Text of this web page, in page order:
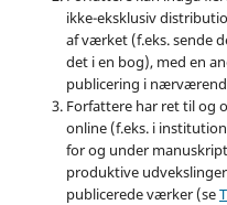
ikke-eksklusiv
af værket (f.eks. sende
det i en bog), med en
publicering i
Forfattere har ret til og
online (f.eks. i
for og under
produktive
publicerede værker (se